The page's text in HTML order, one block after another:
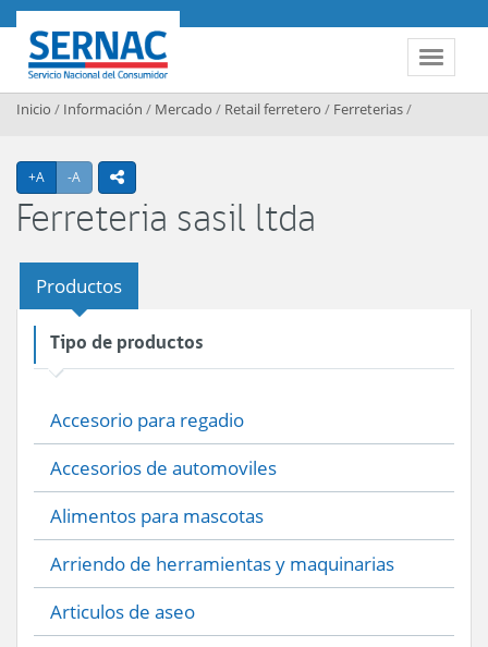
Contenido principal
Toggle
SERNAC
Inicio / Información / Mercado / Retail ferretero / Ferreterias/
+A Agrandar texto
-A Achicar textoicono compartir
Ferreteria sasil ltda
Productos
Tipo de productos
Accesorio para regadio
Accesorios de automoviles
Alimentos para mascotas
Arriendo de herramientas y maquinarias
Articulos de aseo